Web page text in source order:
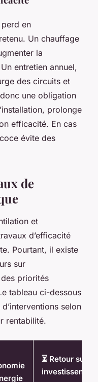
en
Un chauffage
la
entretien annuel,
des circuits et
une obligation
prolonge
efficacité. En cas
évite des
de
et
d’efficacité
Pourtant, il existe
sur
priorités
tableau ci-dessous
selon
rentabilité.
⏳ Retour sur
investissement